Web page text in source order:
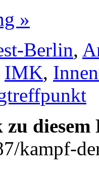
»
Berlin,
IMK,
zu
kampf-